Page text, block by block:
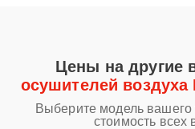
Цены на другие
осушителей
Выберите модель вашего
стоимость всех